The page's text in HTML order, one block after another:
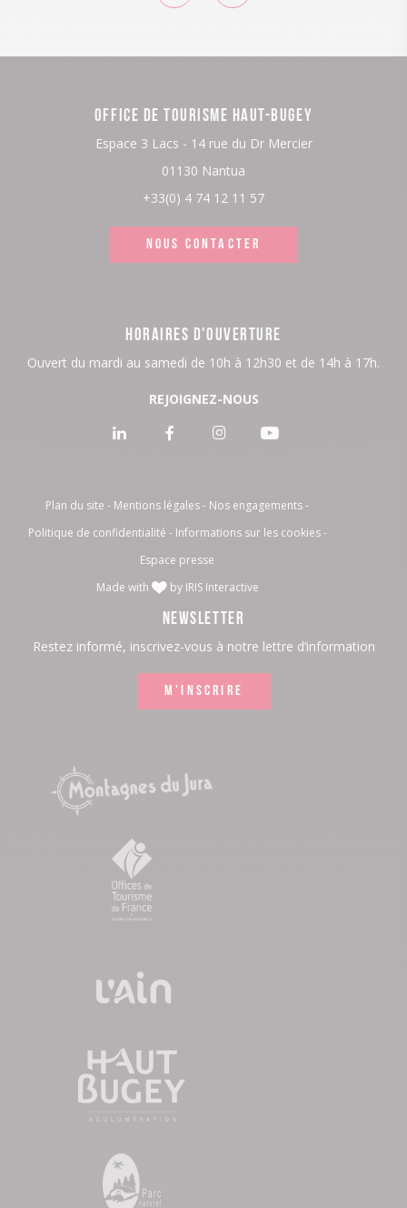
OFFICE DE TOURISME HAUT-BUGEY
Espace 3 Lacs - 14 rue du Dr Mercier
01130 Nantua
+33(0) 4 74 12 11 57
NOUS CONTACTER
HORAIRES D'OUVERTURE
Ouvert du mardi au samedi de 10h à 12h30 et de 14h à 17h.
REJOIGNEZ-NOUS
Voir
page
:
Voir
page
Voir
page
:
Voir
page
:
Plan du site Mentions légales
Nos engagements
Politique de confidentialité
Informations sur les cookies
Espace presse
Made with
by IRIS Interactive
NEWSLETTER
Restez informé, inscrivez-vous à notre lettre d’information
M'INSCRIRE